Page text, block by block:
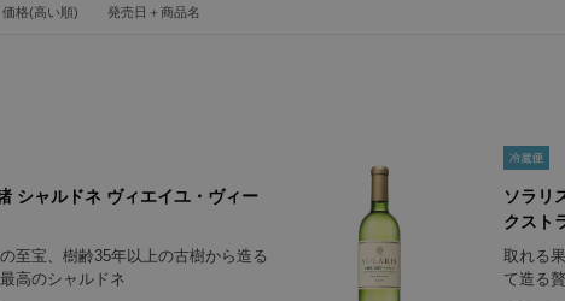
価格(高い順) 発売日＋商品名
シャルドネ ヴィエイユ・ヴィー
至宝、樹齢35年以上の古樹から造る
高のシャルドネ
ソラリ
クスト
取れる
て造る